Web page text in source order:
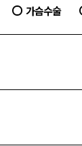
가슴수술